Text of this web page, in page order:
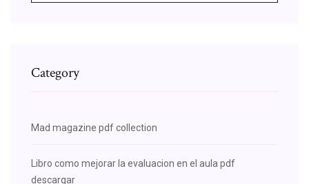
Category
Mad magazine pdf collection
Libro como mejorar la evaluacion en el aula pdf
descargar